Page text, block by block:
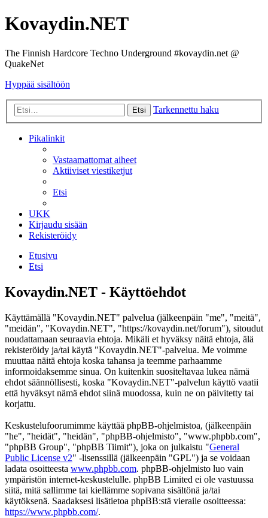
Kovaydin.NET
The Finnish Hardcore Techno Underground #kovaydin.net @
QuakeNet
Hyppää sisältöön
Etsi Tarkennettu haku
Pikalinkit
Vastaamattomat aiheet
Aktiiviset viestiketjut
Etsi
UKK
Kirjaudu sisään
Rekisteröidy
Etusivu
Etsi
Kovaydin.NET - Käyttöehdot
Käyttämällä "Kovaydin.NET" palvelua (jälkeenpäin "me", "meitä",
"meidän", "Kovaydin.NET", "https://kovaydin.net/forum"), sitoudut
noudattamaan seuraavia ehtoja. Mikäli et hyväksy näitä ehtoja, älä
rekisteröidy ja/tai käytä "Kovaydin.NET"-palvelua. Me voimme
muuttaa näitä ehtoja koska tahansa ja teemme parhaamme
informoidaksemme sinua. On kuitenkin suositeltavaa lukea nämä
ehdot säännöllisesti, koska "Kovaydin.NET"-palvelun käyttö vaatii
että hyväksyt nämä ehdot siinä muodossa, kuin ne on päivitetty tai
korjattu.
Keskustelufoorumimme käyttää phpBB-ohjelmistoa, (jälkeenpäin
"he", "heidät", "heidän", "phpBB-ohjelmisto", "www.phpbb.com",
"phpBB Group", "phpBB Tiimit"), joka on julkaistu "General
Public License v2" -lisenssillä (jälkeenpäin "GPL") ja se voidaan
ladata osoitteesta www.phpbb.com. phpBB-ohjelmisto luo vain
ympäristön internet-keskustelulle. phpBB Limited ei ole vastuussa
siitä, mitä sallimme tai kiellämme sopivana sisältönä ja/tai
käytöksenä. Saadaksesi lisätietoa phpBB:stä vieraile osoitteessa:
https://www.phpbb.com/.